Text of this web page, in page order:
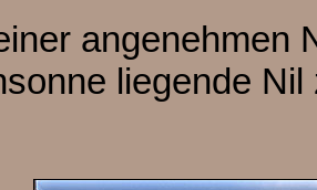
angenehmen
liegende